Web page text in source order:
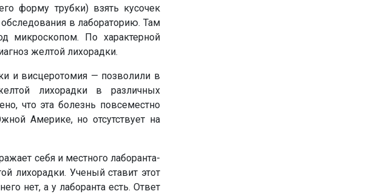
форму трубки) взять кусочек
в лабораторию. Там
микроскопом. По характерной
желтой лихорадки.
и висцеротомия — позволили в
лихорадки в различных
что эта болезнь повсеместно
Америке, но отсутствует на
себя и местного лаборанта-
лихорадки. Ученый ставит этот
нет, а у лаборанта есть. Ответ